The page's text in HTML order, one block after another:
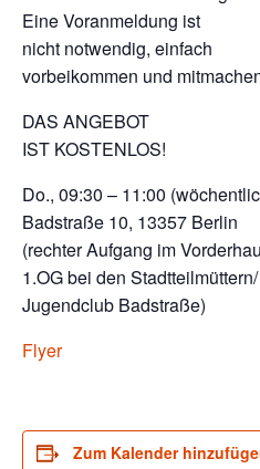
Eine Voranmeldung ist
nicht notwendig, einfach
vorbeikommen und
DAS ANGEBOT
IST KOSTENLOS!
Do., 09:30 – 11:00
Badstraße 10, 13357 Berlin
(rechter Aufgang im
1.OG bei den Stadtteilmüttern/
Jugendclub Badstraße)
Flyer
Zum Kalender